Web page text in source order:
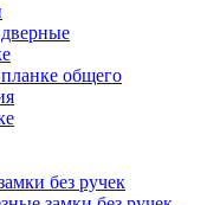
общего
без ручек